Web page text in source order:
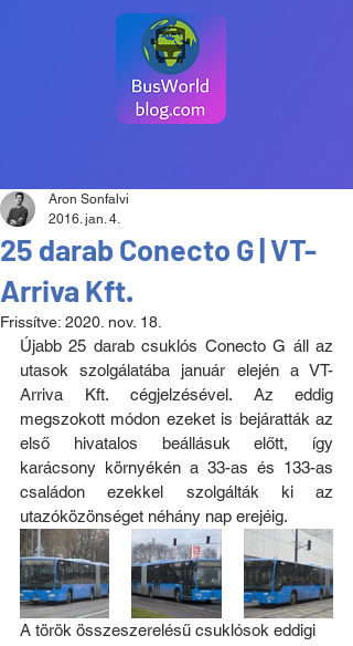
25 darab Conecto G | VT-
Arriva Kft.
Aron Sonfalvi
2016. jan. 4.
Frissítve: 2020. nov. 18.
Újabb 25 darab csuklós Conecto G áll az
utasok szolgálatába január elején a VT-
Arriva Kft. cégjelzésével. Az eddig
megszokott módon ezeket is bejáratták az
első hivatalos beállásuk előtt, így
karácsony környékén a 33-as és 133-as
családon ezekkel szolgálták ki az
utazóközönséget néhány nap erejéig.
A török összeszerelésű csuklósok eddigi